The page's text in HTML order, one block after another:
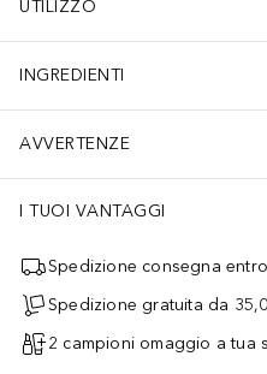
UTILIZZO
INGREDIENTI
AVVERTENZE
I TUOI VANTAGGI
Spedizione consegna
Spedizione gratuita da
2 campioni omaggio a tua